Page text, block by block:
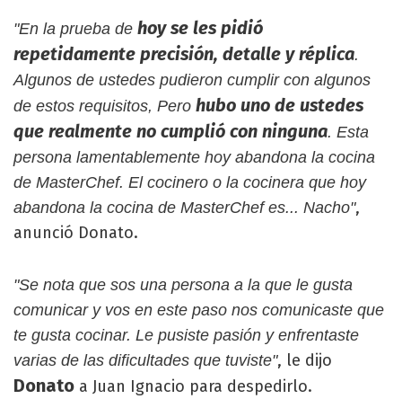
"En la prueba de hoy se les pidió
repetidamente precisión, detalle y réplica.
Algunos de ustedes pudieron cumplir con algunos
de estos requisitos, Pero hubo uno de ustedes
que realmente no cumplió con ninguna. Esta
persona lamentablemente hoy abandona la cocina
de MasterChef. El cocinero o la cocinera que hoy
abandona la cocina de MasterChef es... Nacho",
anunció Donato.
"Se nota que sos una persona a la que le gusta
comunicar y vos en este paso nos comunicaste que
te gusta cocinar. Le pusiste pasión y enfrentaste
varias de las dificultades que tuviste", le dijo
Donato a Juan Ignacio para despedirlo.